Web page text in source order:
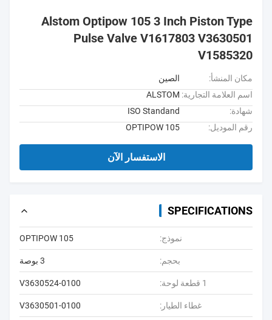
Alstom Optipow 105 3 Inch Piston Type
Pulse Valve V1617803 V3630501
V1585320
مكان المنشأ:
الصين
اسم العلامة التجارية: ALSTOM
شهادة:
ISO Standand
رقم الموديل:
OPTIPOW 105
الاستفسار الآن
SPECIFICATIONS
نموذج: OPTIPOW 105
بحجم: 3 بوصة
1 قطعة لوحة: V3630524-0100
غطاء الطيار: V3630501-0100